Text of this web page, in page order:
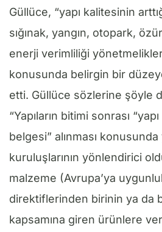
Güllüce, “yapı kalitesinin
sığınak, yangın, otopark,
enerji verimliliği
konusunda belirgin bir düzeye
etti. Güllüce sözlerine şöyle
“Yapıların bitimi sonrası
belgesi” alınması
kuruluşlarının yönlendirici
malzeme (Avrupa’ya
direktiflerinden birinin ya da
kapsamına giren ürünlere